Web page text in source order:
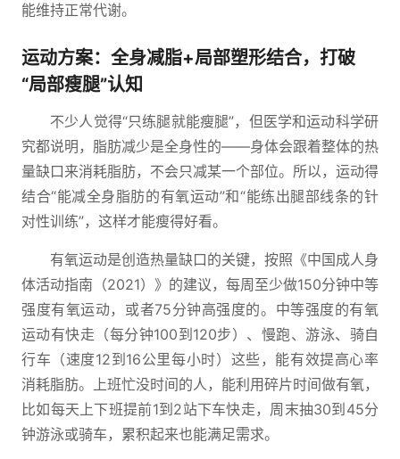
能维持正常代谢。
运动方案：全身减脂+局部塑形结合，打破
“局部瘦腿”认知
不少人觉得“只练腿就能瘦腿”，但医学和运动科学研
究都说明，脂肪减少是全身性的——身体会跟着整体的热
量缺口来消耗脂肪，不会只减某一个部位。所以，运动得
结合“能减全身脂肪的有氧运动”和“能练出腿部线条的针
对性训练”，这样才能瘦得好看。
有氧运动是创造热量缺口的关键，按照《中国成人身
体活动指南（2021）》的建议，每周至少做150分钟中等
强度有氧运动，或者75分钟高强度的。中等强度的有氧
运动有快走（每分钟100到120步）、慢跑、游泳、骑自
行车（速度12到16公里每小时）这些，能有效提高心率
消耗脂肪。上班忙没时间的人，能利用碎片时间做有氧，
比如每天上下班提前1到2站下车快走，周末抽30到45分
钟游泳或骑车，累积起来也能满足需求。